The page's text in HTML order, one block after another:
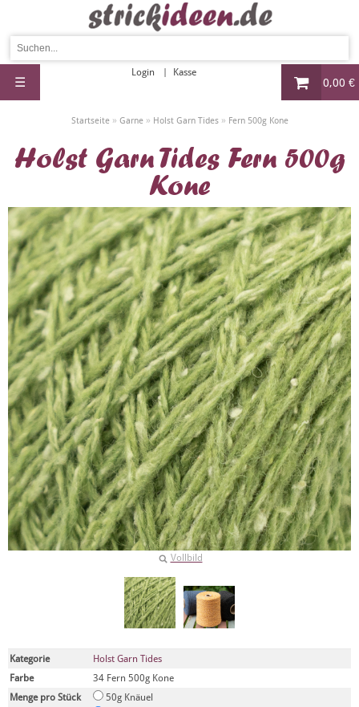
0,00 €
Login Kasse
☰
Startseite» Garne» Holst Garn Tides» Fern 500g Kone
Holst Garn Tides Fern 500g
Kone
Vollbild
Kategorie
Holst Garn Tides
Farbe
34 Fern 500g Kone
Menge pro Stück
50g Knäuel